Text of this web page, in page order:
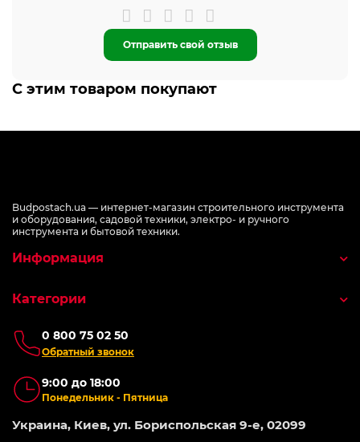
Отправить свой отзыв
С этим товаром покупают
Budpostach.ua — интернет-магазин строительного инструмента
и оборудования, садовой техники, электро- и ручного
инструмента и бытовой техники.
0 800 75 02 50
Обратный звонок
9:00 до 18:00
Понедельник - Пятница
Украина, Киев, ул. Бориспольская 9-е, 02099
Информация
Категории